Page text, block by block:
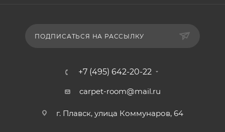
ПОДПИСАТЬСЯ НА РАССЫЛКУ
+7 (495) 642-20-22
carpet-room@mail.ru
г. Плавск, улица Коммунаров, 64